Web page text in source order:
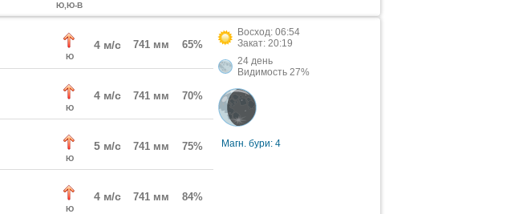
Ю,Ю-В
Ю
4 м/с 741 мм 65%
Ю
4 м/с 741 мм 70%
Ю
5 м/с 741 мм 75%
Ю
4 м/с 741 мм 84%
Восход: 06:54
Закат: 20:19
24 день
Видимость 27%
Магн. бури: 4